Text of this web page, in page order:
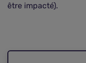
être impacté).